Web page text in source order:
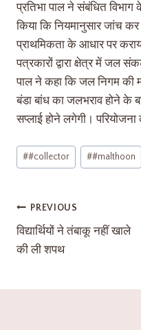
प्रतिभा पाल ने संबंधित विभाग
किया कि नियमानुसार जांच
प्राथमिकता के आधार पर
पत्रकारों द्वारा क्षेत्र में जल
पाल ने कहा कि जल निगम की
बंडा बांध का जलभराव होने के
सप्लाई होने लगेगी।
##collector ##malthoon
PREVIOUS
विद्यार्थियों ने तंबाकू नहीं खाले
की ली शपथ